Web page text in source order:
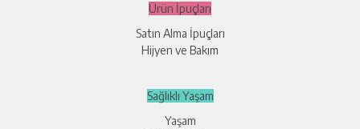
Ürün İpuçları
Satın Alma İpuçları
Hijyen ve Bakım
Sağlıklı Yaşam
Yaşam